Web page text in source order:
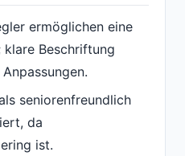
ermöglichen eine
Beschriftung
seniorenfreundlich
da
ist.